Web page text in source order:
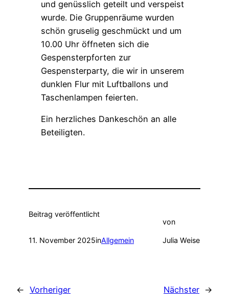
und genüsslich geteilt und verspeist
wurde. Die Gruppenräume wurden
schön gruselig geschmückt und um
10.00 Uhr öffneten sich die
Gespensterpforten zur
Gespensterparty, die wir in unserem
dunklen Flur mit Luftballons und
Taschenlampen feierten.
Ein herzliches Dankeschön an alle
Beteiligten.
Beitrag veröffentlicht
11. November 2025inAllgemein
von
Julia Weise
← Vorheriger Nächster →